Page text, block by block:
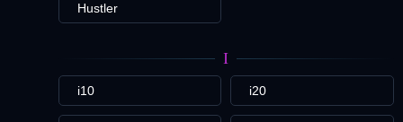
Hustler
I
i10 i20